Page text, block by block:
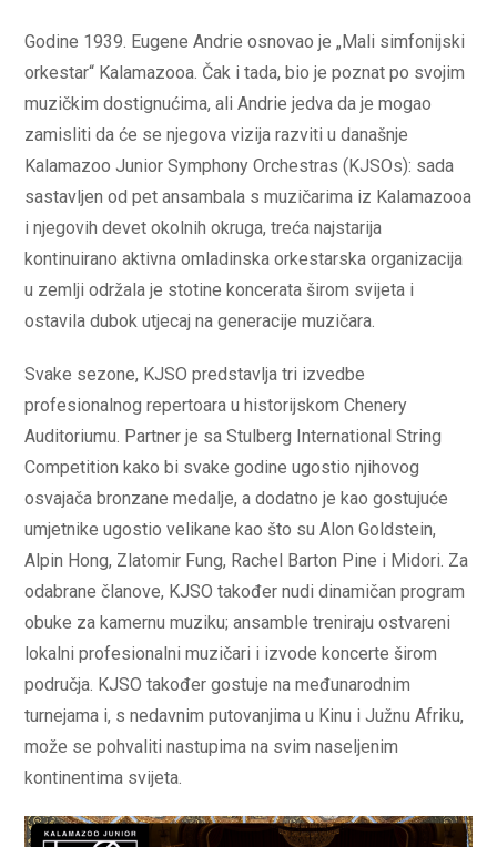
Godine 1939. Eugene Andrie osnovao je „Mali simfonijski
orkestar“ Kalamazooa. Čak i tada, bio je poznat po svojim
muzičkim dostignućima, ali Andrie jedva da je mogao
zamisliti da će se njegova vizija razviti u današnje
Kalamazoo Junior Symphony Orchestras (KJSOs): sada
sastavljen od pet ansambala s muzičarima iz Kalamazooa
i njegovih devet okolnih okruga, treća najstarija
kontinuirano aktivna omladinska orkestarska organizacija
u zemlji održala je stotine koncerata širom svijeta i
ostavila dubok utjecaj na generacije muzičara.
Svake sezone, KJSO predstavlja tri izvedbe
profesionalnog repertoara u historijskom Chenery
Auditoriumu. Partner je sa Stulberg International String
Competition kako bi svake godine ugostio njihovog
osvajača bronzane medalje, a dodatno je kao gostujuće
umjetnike ugostio velikane kao što su Alon Goldstein,
Alpin Hong, Zlatomir Fung, Rachel Barton Pine i Midori. Za
odabrane članove, KJSO također nudi dinamičan program
obuke za kamernu muziku; ansamble treniraju ostvareni
lokalni profesionalni muzičari i izvode koncerte širom
područja. KJSO također gostuje na međunarodnim
turnejama i, s nedavnim putovanjima u Kinu i Južnu Afriku,
može se pohvaliti nastupima na svim naseljenim
kontinentima svijeta.